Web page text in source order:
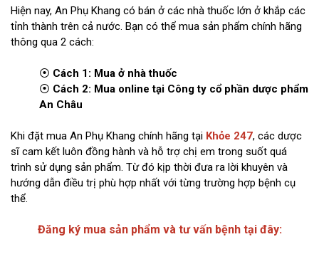
Hiện nay, An Phụ Khang có bán ở các nhà thuốc lớn ở khắp các
tỉnh thành trên cả nước. Bạn có thể mua sản phẩm chính hãng
thông qua 2 cách:
⦿ Cách 1: Mua ở nhà thuốc
⦿ Cách 2: Mua online tại Công ty cổ phần dược phẩm
An Châu
Khi đặt mua An Phụ Khang chính hãng tại Khỏe 247, các dược
sĩ cam kết luôn đồng hành và hỗ trợ chị em trong suốt quá
trình sử dụng sản phẩm. Từ đó kịp thời đưa ra lời khuyên và
hướng dẫn điều trị phù hợp nhất với từng trường hợp bệnh cụ
thể.
Đăng ký mua sản phẩm và tư vấn bệnh tại đây: